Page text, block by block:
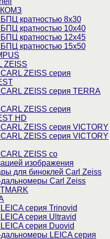
КОМЗ
кратностью 8х30
кратностью 10х40
кратностью 12х45
кратностью 15х50
ZEISS
ZEISS серия
ZEISS серия TERRA
ZEISS серия
HD
ZEISS серия VICTORY
ZEISS серия VICTORY
ZEISS со
изображения
для биноклей Carl Zeiss
дальномеры Carl Zeiss
серия Trinovid
серия Ultravid
серия Duovid
LEICA серия